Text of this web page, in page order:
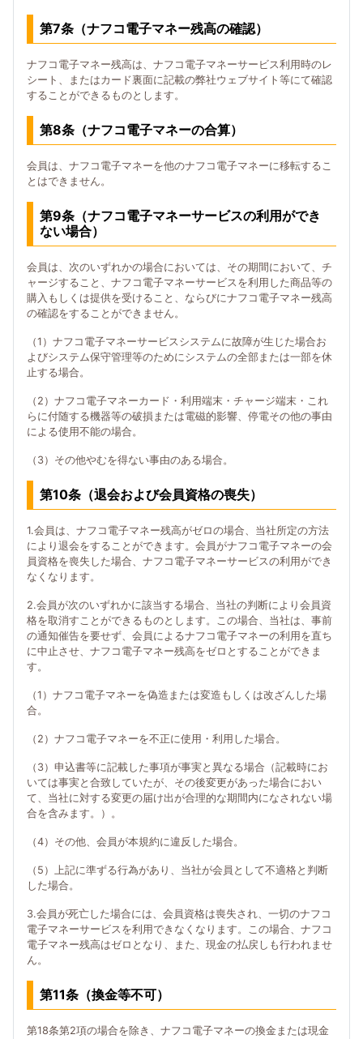
第7条（ナフコ電子マネー残高の確認）
ナフコ電子マネー残高は、ナフコ電子マネーサービス利用時のレ
シート、またはカード裏面に記載の弊社ウェブサイト等にて確認
することができるものとします。
第8条（ナフコ電子マネーの合算）
会員は、ナフコ電子マネーを他のナフコ電子マネーに移転するこ
とはできません。
第9条（ナフコ電子マネーサービスの利用ができ
ない場合）
会員は、次のいずれかの場合においては、その期間において、チ
ャージすること、ナフコ電子マネーサービスを利用した商品等の
購入もしくは提供を受けること、ならびにナフコ電子マネー残高
の確認をすることができません。
（1）ナフコ電子マネーサービスシステムに故障が生じた場合お
よびシステム保守管理等のためにシステムの全部または一部を休
止する場合。
（2）ナフコ電子マネーカード・利用端末・チャージ端末・これ
らに付随する機器等の破損または電磁的影響、停電その他の事由
による使用不能の場合。
（3）その他やむを得ない事由のある場合。
第10条（退会および会員資格の喪失）
1.会員は、ナフコ電子マネー残高がゼロの場合、当社所定の方法
により退会をすることができます。会員がナフコ電子マネーの会
員資格を喪失した場合、ナフコ電子マネーサービスの利用ができ
なくなります。
2.会員が次のいずれかに該当する場合、当社の判断により会員資
格を取消すことができるものとします。この場合、当社は、事前
の通知催告を要せず、会員によるナフコ電子マネーの利用を直ち
に中止させ、ナフコ電子マネー残高をゼロとすることができま
す。
（1）ナフコ電子マネーを偽造または変造もしくは改ざんした場
合。
（2）ナフコ電子マネーを不正に使用・利用した場合。
（3）申込書等に記載した事項が事実と異なる場合（記載時にお
いては事実と合致していたが、その後変更があった場合におい
て、当社に対する変更の届け出が合理的な期間内になされない場
合を含みます。）。
（4）その他、会員が本規約に違反した場合。
（5）上記に準ずる行為があり、当社が会員として不適格と判断
した場合。
3.会員が死亡した場合には、会員資格は喪失され、一切のナフコ
電子マネーサービスを利用できなくなります。この場合、ナフコ
電子マネー残高はゼロとなり、また、現金の払戻しも行われませ
ん。
第11条（換金等不可）
第18条第2項の場合を除き、ナフコ電子マネーの換金または現金